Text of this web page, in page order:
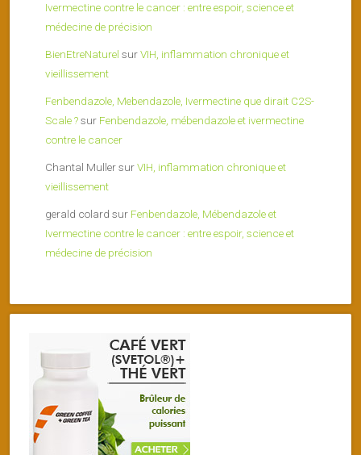
Ivermectine contre le cancer : entre espoir, science et
médecine de précision
BienEtreNaturel surVIH, inflammation chronique et
vieillissement
Fenbendazole, Mebendazole, Ivermectine que dirait C2S-
Scale ?sur Fenbendazole, mébendazole et ivermectine
contre le cancer
Chantal MullersurVIH, inflammation chronique et
vieillissement
gerald colard sur Fenbendazole, Mébendazole et
Ivermectine contre le cancer : entre espoir, science et
médecine de précision